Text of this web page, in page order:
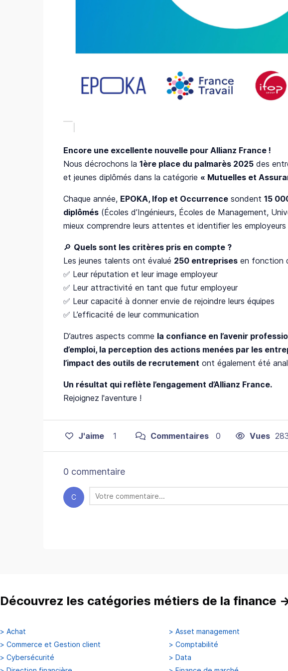
Encore une excellente nouvelle pour Allianz France !
Nous décrochons la 1ère place du palmarès 2025 des
et jeunes diplômés dans la catégorie « Mutuelles et
Chaque année, EPOKA, Ifop et Occurrence sondent 15
diplômés (Écoles d’Ingénieurs, Écoles de Management,
mieux comprendre leurs attentes et identifier les
🔎 Quels sont les critères pris en compte ?
Les jeunes talents ont évalué 250 entreprises en fonction
✅ Leur réputation et leur image employeur
✅ Leur attractivité en tant que futur employeur
✅ Leur capacité à donner envie de rejoindre leurs équipes
✅ L’efficacité de leur communication
D’autres aspects comme la confiance en l’avenir
d’emploi, la perception des actions menées par les
l’impact des outils de recrutement ont également été
Un résultat qui reflète l’engagement d’Allianz France.
Rejoignez l'aventure !
J'aime 1 Commentaires 0 Vues
0 commentaire
C
Découvrez les catégories métiers de la finance
> Achat > Asset management
> Commerce et Gestion client > Comptabilité
> Cybersécurité > Data